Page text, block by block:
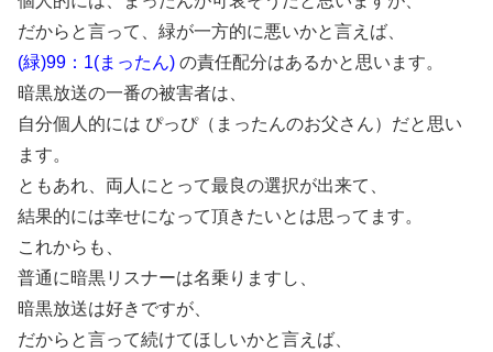
だからと言って、緑が一方的に悪いかと言えば、
(緑)99：1(まったん) の責任配分はあるかと思います。
暗黒放送の一番の被害者は、
自分個人的には ぴっぴ（まったんのお父さん）だと思い
ます。
ともあれ、両人にとって最良の選択が出来て、
結果的には幸せになって頂きたいとは思ってます。
これからも、
普通に暗黒リスナーは名乗りますし、
暗黒放送は好きですが、
だからと言って続けてほしいかと言えば、